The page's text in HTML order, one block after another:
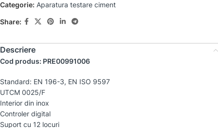
Categorie: Aparatura testare ciment
Share:
Descriere
Cod produs: PRE00991006
Standard: EN 196-3, EN ISO 9597
UTCM 0025/F
Interior din inox
Controler digital
Suport cu 12 locuri